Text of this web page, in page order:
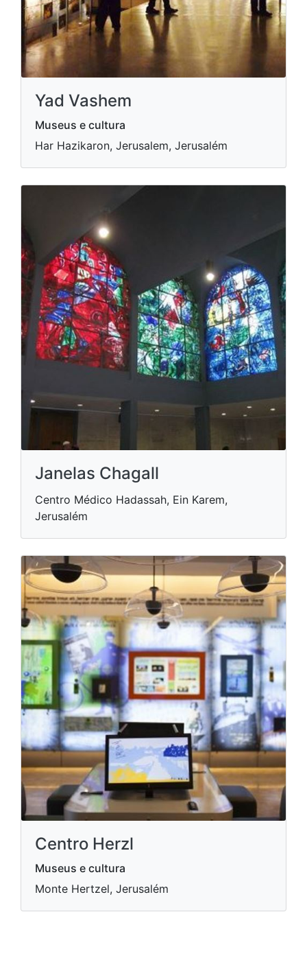
Yad Vashem
Museus e cultura
Har Hazikaron, Jerusalem, Jerusalém
Janelas Chagall
Centro Médico Hadassah, Ein Karem,
Jerusalém
Centro Herzl
Museus e cultura
Monte Hertzel, Jerusalém